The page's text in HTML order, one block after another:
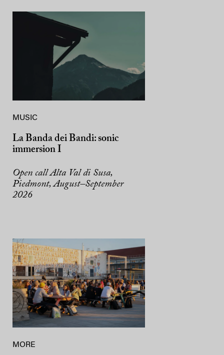
MUSIC
La Banda dei Bandi: sonic
immersion I
Open call Alta Val di Susa,
Piedmont, August–September
2026
MORE